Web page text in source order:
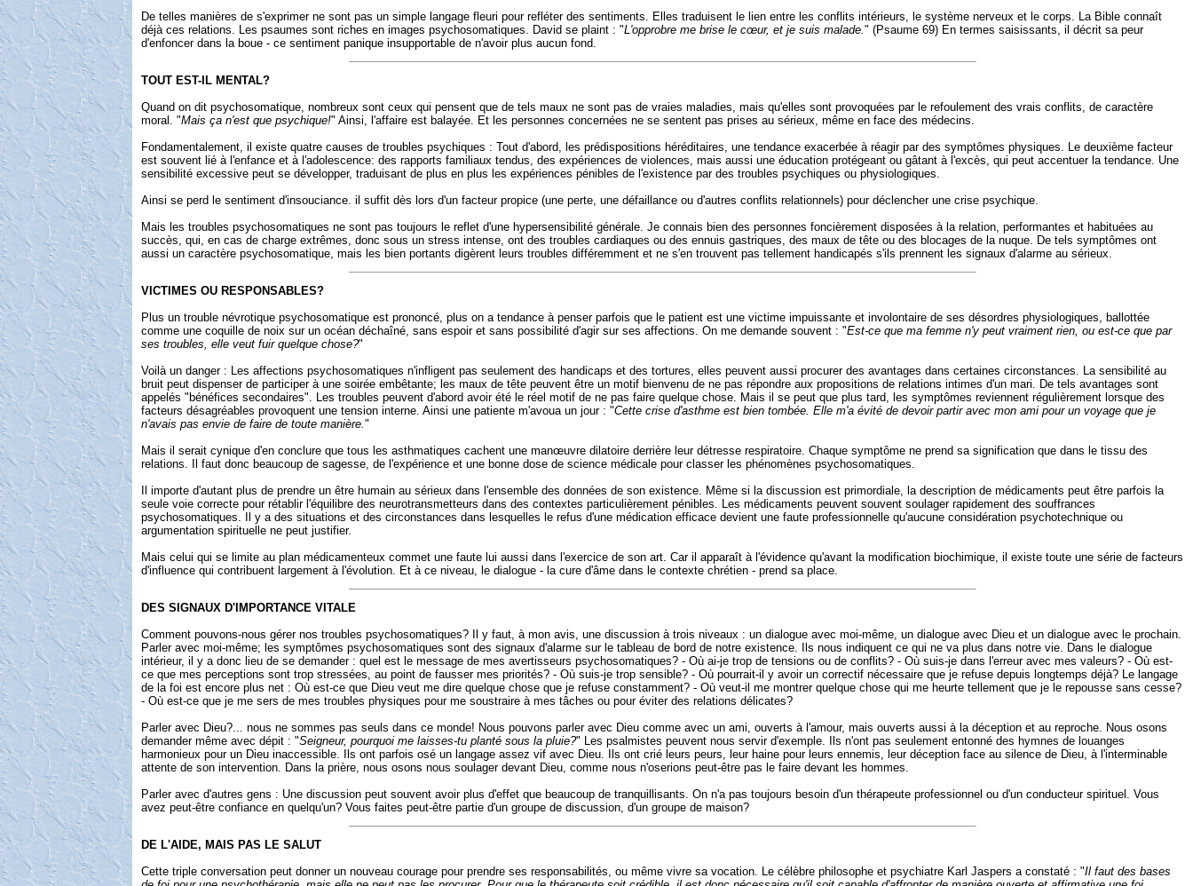
De telles manières de s'exprimer ne sont pas un simple langage fleuri pour refléter des sentiments. Elles traduisent le lien entre les conflits intérieurs, le système nerveux et le corps. La Bible connaît
déjà ces relations. Les psaumes sont riches en images psychosomatiques. David se plaint : "L'opprobre me brise le cœur, et je suis malade." (Psaume 69) En termes saisissants, il décrit sa peur
d'enfoncer dans la boue - ce sentiment panique insupportable de n'avoir plus aucun fond.
TOUT EST-IL MENTAL?
Quand on dit psychosomatique, nombreux sont ceux qui pensent que de tels maux ne sont pas de vraies maladies, mais qu'elles sont provoquées par le refoulement des vrais conflits, de caractère
moral. "Mais ça n'est que psychique!" Ainsi, l'affaire est balayée. Et les personnes concernées ne se sentent pas prises au sérieux, même en face des médecins.
Fondamentalement, il existe quatre causes de troubles psychiques : Tout d'abord, les prédispositions héréditaires, une tendance exacerbée à réagir par des symptômes physiques. Le deuxième facteur
est souvent lié à l'enfance et à l'adolescence: des rapports familiaux tendus, des expériences de violences, mais aussi une éducation protégeant ou gâtant à l'excès, qui peut accentuer la tendance. Une
sensibilité excessive peut se développer, traduisant de plus en plus les expériences pénibles de l'existence par des troubles psychiques ou physiologiques.
Ainsi se perd le sentiment d'insouciance. il suffit dès lors d'un facteur propice (une perte, une défaillance ou d'autres conflits relationnels) pour déclencher une crise psychique.
Mais les troubles psychosomatiques ne sont pas toujours le reflet d'une hypersensibilité générale. Je connais bien des personnes foncièrement disposées à la relation, performantes et habituées au
succès, qui, en cas de charge extrêmes, donc sous un stress intense, ont des troubles cardiaques ou des ennuis gastriques, des maux de tête ou des blocages de la nuque. De tels symptômes ont
aussi un caractère psychosomatique, mais les bien portants digèrent leurs troubles différemment et ne s'en trouvent pas tellement handicapés s'ils prennent les signaux d'alarme au sérieux.
VICTIMES OU RESPONSABLES?
Plus un trouble névrotique psychosomatique est prononcé, plus on a tendance à penser parfois que le patient est une victime impuissante et involontaire de ses désordres physiologiques, ballottée
comme une coquille de noix sur un océan déchaîné, sans espoir et sans possibilité d'agir sur ses affections. On me demande souvent : "Est-ce que ma femme n'y peut vraiment rien, ou est-ce que par
ses troubles, elle veut fuir quelque chose?"
Voilà un danger : Les affections psychosomatiques n'infligent pas seulement des handicaps et des tortures, elles peuvent aussi procurer des avantages dans certaines circonstances. La sensibilité au
bruit peut dispenser de participer à une soirée embêtante; les maux de tête peuvent être un motif bienvenu de ne pas répondre aux propositions de relations intimes d'un mari. De tels avantages sont
appelés "bénéfices secondaires". Les troubles peuvent d'abord avoir été le réel motif de ne pas faire quelque chose. Mais il se peut que plus tard, les symptômes reviennent régulièrement lorsque des
facteurs désagréables provoquent une tension interne. Ainsi une patiente m'avoua un jour : "Cette crise d'asthme est bien tombée. Elle m'a évité de devoir partir avec mon ami pour un voyage que je
n'avais pas envie de faire de toute manière."
Mais il serait cynique d'en conclure que tous les asthmatiques cachent une manœuvre dilatoire derrière leur détresse respiratoire. Chaque symptôme ne prend sa signification que dans le tissu des
relations. Il faut donc beaucoup de sagesse, de l'expérience et une bonne dose de science médicale pour classer les phénomènes psychosomatiques.
Il importe d'autant plus de prendre un être humain au sérieux dans l'ensemble des données de son existence. Même si la discussion est primordiale, la description de médicaments peut être parfois la
seule voie correcte pour rétablir l'équilibre des neurotransmetteurs dans des contextes particulièrement pénibles. Les médicaments peuvent souvent soulager rapidement des souffrances
psychosomatiques. Il y a des situations et des circonstances dans lesquelles le refus d'une médication efficace devient une faute professionnelle qu'aucune considération psychotechnique ou
argumentation spirituelle ne peut justifier.
Mais celui qui se limite au plan médicamenteux commet une faute lui aussi dans l'exercice de son art. Car il apparaît à l'évidence qu'avant la modification biochimique, il existe toute une série de facteurs
d'influence qui contribuent largement à l'évolution. Et à ce niveau, le dialogue - la cure d'âme dans le contexte chrétien - prend sa place.
DES SIGNAUX D'IMPORTANCE VITALE
Comment pouvons-nous gérer nos troubles psychosomatiques? Il y faut, à mon avis, une discussion à trois niveaux : un dialogue avec moi-même, un dialogue avec Dieu et un dialogue avec le prochain.
Parler avec moi-même; les symptômes psychosomatiques sont des signaux d'alarme sur le tableau de bord de notre existence. Ils nous indiquent ce qui ne va plus dans notre vie. Dans le dialogue
intérieur, il y a donc lieu de se demander : quel est le message de mes avertisseurs psychosomatiques? - Où ai-je trop de tensions ou de conflits? - Où suis-je dans l'erreur avec mes valeurs? - Où est-
ce que mes perceptions sont trop stressées, au point de fausser mes priorités? - Où suis-je trop sensible? - Où pourrait-il y avoir un correctif nécessaire que je refuse depuis longtemps déjà? Le langage
de la foi est encore plus net : Où est-ce que Dieu veut me dire quelque chose que je refuse constamment? - Où veut-il me montrer quelque chose qui me heurte tellement que je le repousse sans cesse?
- Où est-ce que je me sers de mes troubles physiques pour me soustraire à mes tâches ou pour éviter des relations délicates?
Parler avec Dieu?... nous ne sommes pas seuls dans ce monde! Nous pouvons parler avec Dieu comme avec un ami, ouverts à l'amour, mais ouverts aussi à la déception et au reproche. Nous osons
demander même avec dépit : "Seigneur, pourquoi me laisses-tu planté sous la pluie?" Les psalmistes peuvent nous servir d'exemple. Ils n'ont pas seulement entonné des hymnes de louanges
harmonieux pour un Dieu inaccessible. Ils ont parfois osé un langage assez vif avec Dieu. Ils ont crié leurs peurs, leur haine pour leurs ennemis, leur déception face au silence de Dieu, à l'interminable
attente de son intervention. Dans la prière, nous osons nous soulager devant Dieu, comme nous n'oserions peut-être pas le faire devant les hommes.
Parler avec d'autres gens : Une discussion peut souvent avoir plus d'effet que beaucoup de tranquillisants. On n'a pas toujours besoin d'un thérapeute professionnel ou d'un conducteur spirituel. Vous
avez peut-être confiance en quelqu'un? Vous faites peut-être partie d'un groupe de discussion, d'un groupe de maison?
DE L'AIDE, MAIS PAS LE SALUT
Cette triple conversation peut donner un nouveau courage pour prendre ses responsabilités, ou même vivre sa vocation. Le célèbre philosophe et psychiatre Karl Jaspers a constaté : "Il faut des bases